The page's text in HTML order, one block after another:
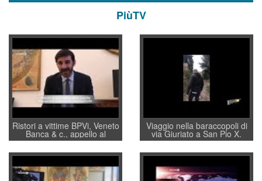
PiùTV
Ristori a vittime BPVi, Veneto
Banca & c., appello al
sottosegretario Alessio
Villarosa: per mettere ordine
convochi con Di Maio CNCU
a supporto della cabina di
regia al Mef
Viaggio nella baraccopoli di
via Giuriato a San Pio X.
Vicenza ai Vicentini: “faremo
un regalo di Natale ai
residenti”